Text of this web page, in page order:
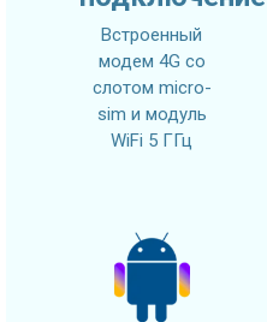
Встроенный
модем 4G со
слотом micro-
sim и модуль
WiFi 5 ГГц